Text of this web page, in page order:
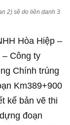
2) sẽ do liên danh 3
Hòa Hiệp –
Công ty
Chính trúng
Km389+900
kế bản vẽ thi
đoạn